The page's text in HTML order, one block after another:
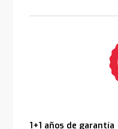
1+1 años de garantía